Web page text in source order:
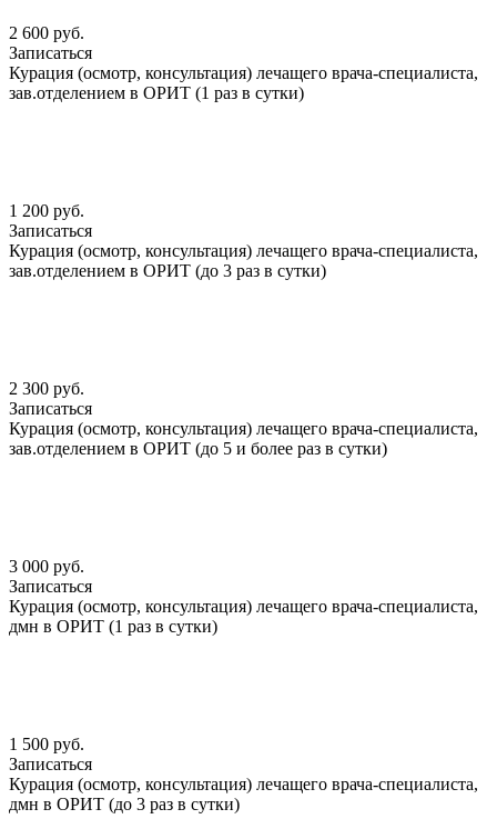
2 600 руб.
Записаться
Курация (осмотр, консультация) лечащего врача-специалиста,
зав.отделением в ОРИТ (1 раз в сутки)
1 200 руб.
Записаться
Курация (осмотр, консультация) лечащего врача-специалиста,
зав.отделением в ОРИТ (до 3 раз в сутки)
2 300 руб.
Записаться
Курация (осмотр, консультация) лечащего врача-специалиста,
зав.отделением в ОРИТ (до 5 и более раз в сутки)
3 000 руб.
Записаться
Курация (осмотр, консультация) лечащего врача-специалиста,
дмн в ОРИТ (1 раз в сутки)
1 500 руб.
Записаться
Курация (осмотр, консультация) лечащего врача-специалиста,
дмн в ОРИТ (до 3 раз в сутки)